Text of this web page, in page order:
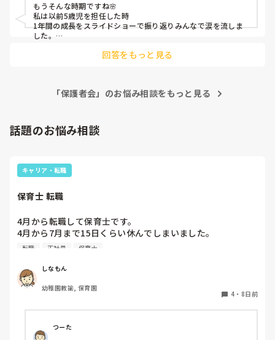
もうそんな時期ですね🌸
私は以前5歳児を担任した時
1年間の成長をスライドショーで振り返りみんなで涙を流しま
した。
お題を決め、我が子のものを当ててもらって座ってもらい冒頭
回答をもっと見る
「保護者会」のお悩み相談をもっと見る
話題のお悩み相談
キャリア・転職
保育士 転職
4月から転職して保育士です。
4月から7月まで15日くらい休んでしまいました。
同じクラスの先生いるのですが、いい気しないと思います。
転職 正社員 保育士
しなもん
幼稚園教諭, 保育園
4 ・ 8日前
つーた